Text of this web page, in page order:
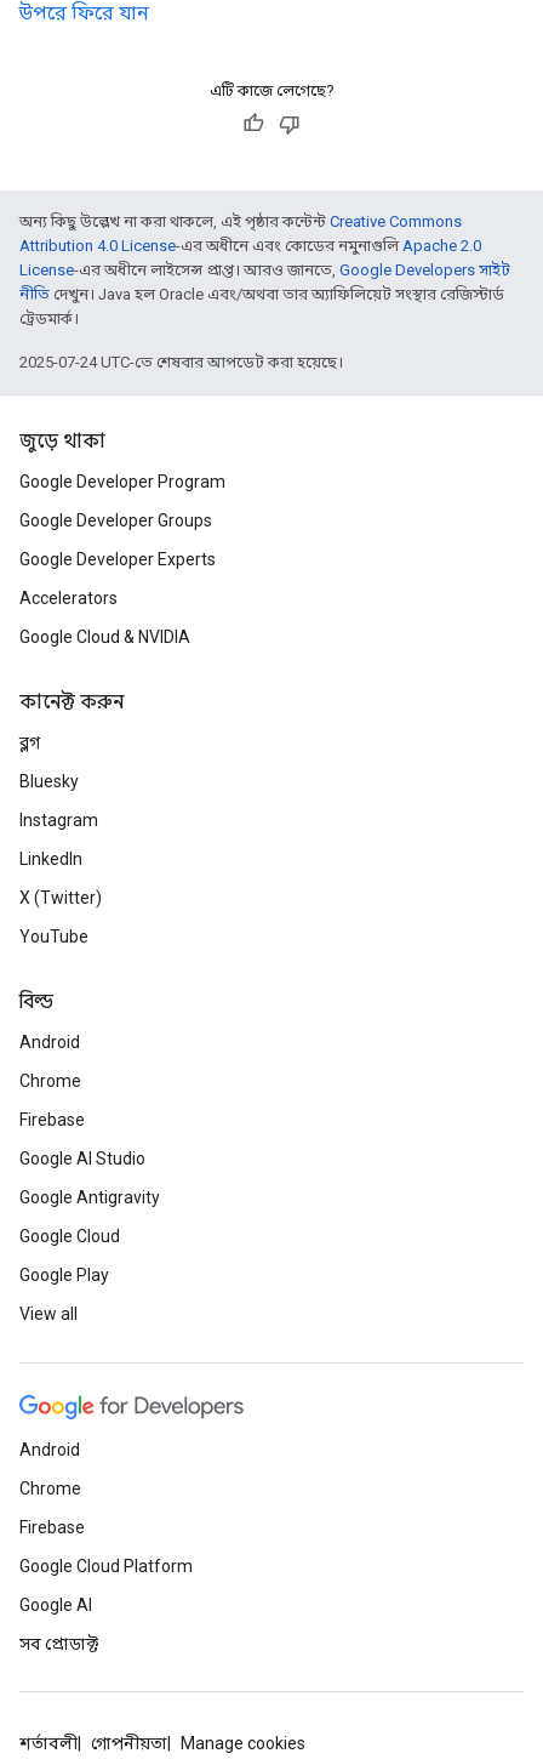
উপরে ফিরে যান
এটি কাজে লেগেছে?
অন্য কিছু উল্লেখ না করা থাকলে, এই পৃষ্ঠার কন্টেন্ট Creative Commons
Attribution 4.0 License-এর অধীনে এবং কোডের নমুনাগুলিApache 2.0
License-এর অধীনে লাইসেন্স প্রাপ্ত। আরও জানতে, Google Developers সাইট
নীতি দেখুন। Java হল Oracle এবং/অথবা তার অ্যাফিলিয়েট সংস্থার রেজিস্টার্ড
ট্রেডমার্ক।
2025-07-24 UTC-তে শেষবার আপডেট করা হয়েছে।
জুড়ে থাকা
Google Developer Program
Google Developer Groups
Google Developer Experts
Accelerators
Google Cloud & NVIDIA
কানেক্ট করুন
ব্লগ
Bluesky
Instagram
LinkedIn
X (Twitter)
YouTube
বিল্ড
Android
Chrome
Firebase
Google AI Studio
Google Antigravity
Google Cloud
Google Play
View all
Android
Chrome
Firebase
Google Cloud Platform
Google AI
সব প্রোডাক্ট
শর্তাবলী গোপনীয়তা Manage cookies